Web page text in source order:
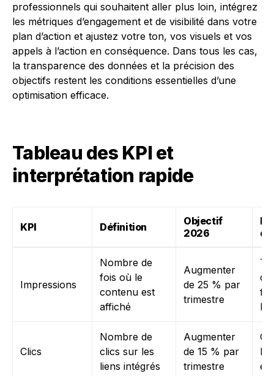
professionnels qui souhaitent aller plus loin, intégrez
les métriques d’engagement et de visibilité dans votre
plan d’action et ajustez votre ton, vos visuels et vos
appels à l’action en conséquence. Dans tous les cas,
la transparence des données et la précision des
objectifs restent les conditions essentielles d’une
optimisation efficace.
Tableau des KPI et
interprétation rapide
KPI Définition
Objectif
2026
Impressions
Nombre de
fois où le
contenu est
affiché
Augmenter
de 25 % par
trimestre
Clics
Nombre de
clics sur les
liens intégrés
Augmenter
de 15 % par
trimestre
et